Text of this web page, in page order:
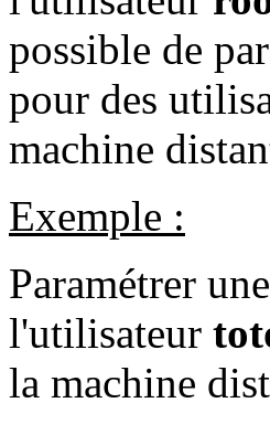
possible de
pour des
machine
Exemple :
Paramétrer
l'utilisateur
la machine